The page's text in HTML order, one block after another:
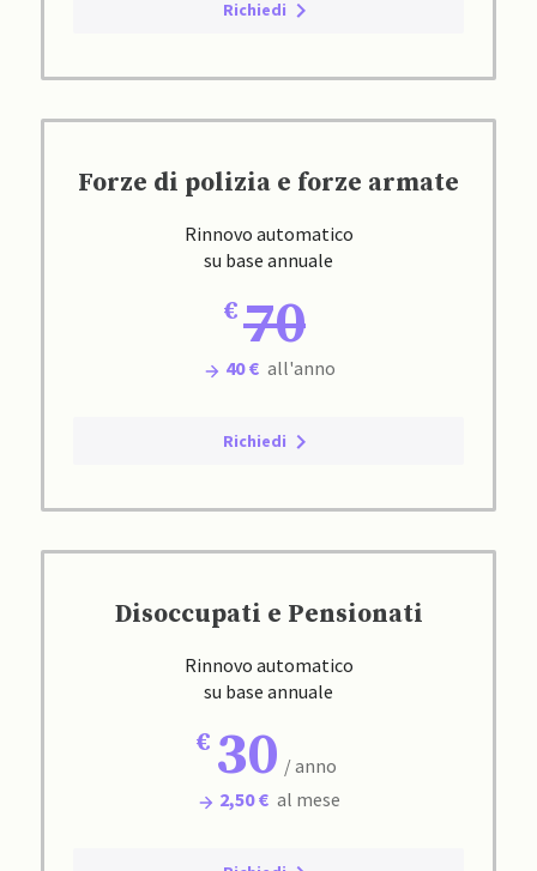
Richiedi
Forze di polizia e forze armate
Rinnovo automatico
su base annuale
70
40 € all'anno
Richiedi
Disoccupati e Pensionati
Rinnovo automatico
su base annuale
30 / anno
2,50 € al mese